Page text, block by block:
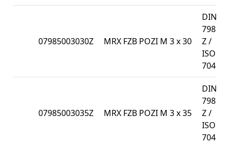
07985003030Z MRX FZB POZI M 3 x 30
DIN
7985-
Z /
ISO
7045
07985003035Z MRX FZB POZI M 3 x 35
DIN
7985-
Z /
ISO
7045